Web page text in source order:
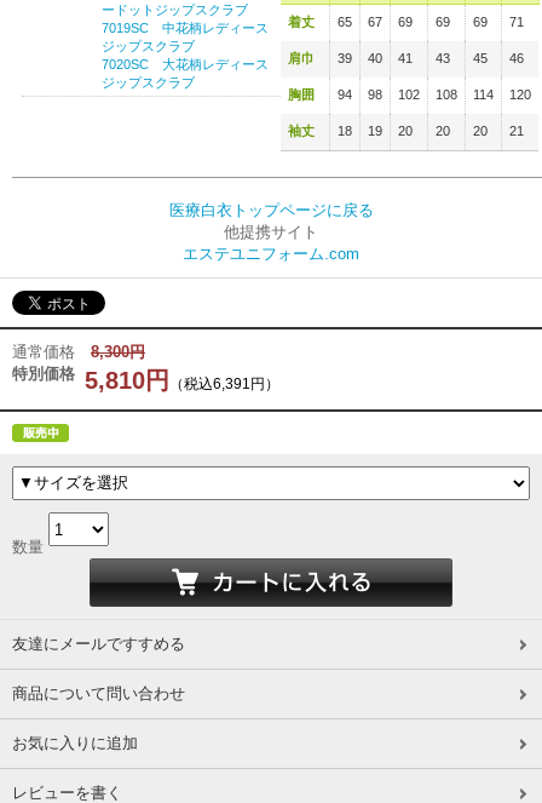
ードットジップスクラブ
7019SC 中花柄レディース
ジップスクラブ
7020SC 大花柄レディース
ジップスクラブ
着丈 65 67 69 69 69 71
肩巾 39 40 41 43 45 46
胸囲 94 98 102 108 114 120
袖丈 18 19 20 20 20 21
医療白衣トップページに戻る
他提携サイト
エステユニフォーム.com
通常価格
8,300円
特別価格 5,810円 （税込6,391円）
数量
友達にメールですすめる
商品について問い合わせ
お気に入りに追加
レビューを書く